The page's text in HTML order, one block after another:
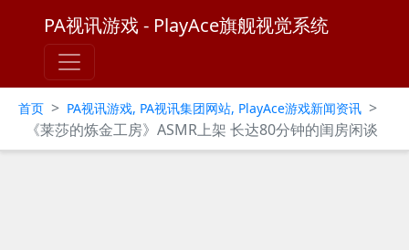
PA视讯游戏 - PlayAce旗舰视觉系统
首页 > PA视讯游戏, PA视讯集团网站, PlayAce游戏新闻资讯 >
《莱莎的炼金工房》ASMR上架 长达80分钟的闺房闲谈